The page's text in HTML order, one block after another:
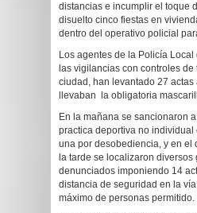
distancias e incumplir el toque
disuelto cinco fiestas en
dentro del operativo policial
Los agentes de la Policía
las vigilancias con controles
ciudad, han levantado 27
llevaban la obligatoria
En la mañana se sancionaron
practica deportiva no individual
una por desobediencia, y en el
la tarde se localizaron diversos
denunciados imponiendo 14
distancia de seguridad en la
máximo de personas permitido.